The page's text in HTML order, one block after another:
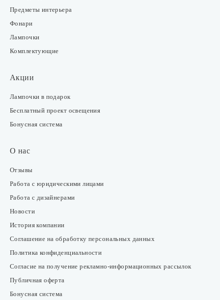
Предметы интерьера
Фонари
Лампочки
Комплектующие
Акции
Лампочки в подарок
Бесплатный проект освещения
Бонусная система
О нас
Отзывы
Работа с юридическими лицами
Работа с дизайнерами
Новости
История компании
Соглашение на обработку персональных данных
Политика конфиденциальности
Согласие на получение рекламно-информационных рассылок
Публичная оферта
Бонусная система